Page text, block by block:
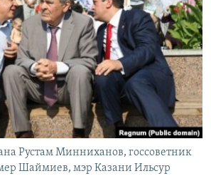
РАССЫЛКУ
Рустам Минниханов, госсоветник
Шаймиев, мэр Казани Ильсур